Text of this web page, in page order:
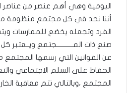
اليومية وهي أهم عنصر من عناصر
أننا نجد في كل مجتمع منظومة
الفرد وتجعله يخضع للممارسات
صنع ذات المـــــــــــجتمع ويــعتبر
عن القوانين التي رسمها المجتمع
الحفاظ على السلم الاجتماعي
المجتمع ،وبالتالي تتم معاقبة